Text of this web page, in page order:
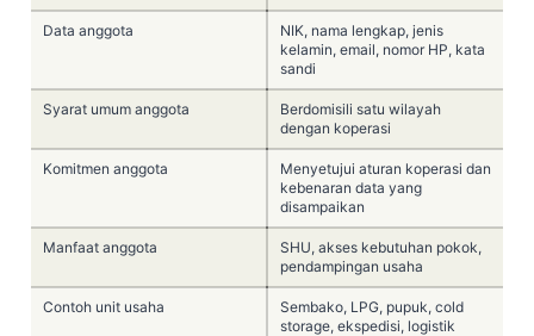
Data anggota
NIK, nama lengkap, jenis
kelamin, email, nomor HP, kata
sandi
Syarat umum anggota
Berdomisili satu wilayah
dengan koperasi
Komitmen anggota
Menyetujui aturan koperasi dan
kebenaran data yang
disampaikan
Manfaat anggota
SHU, akses kebutuhan pokok,
pendampingan usaha
Contoh unit usaha
Sembako, LPG, pupuk, cold
storage, ekspedisi, logistik